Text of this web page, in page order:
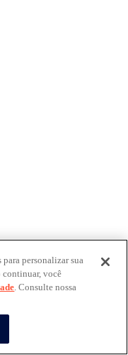
personalizar sua
continuar, você
. Consulte nossa